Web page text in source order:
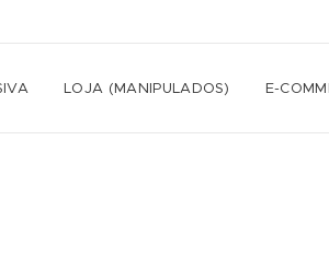
LOJA (MANIPULADOS) E-